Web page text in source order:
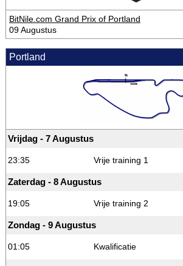
BitNile.com Grand Prix of Portland
09 Augustus
Portland
Vrijdag - 7 Augustus
23:35 Vrije training 1
Zaterdag - 8 Augustus
19:05 Vrije training 2
Zondag - 9 Augustus
01:05 Kwalificatie